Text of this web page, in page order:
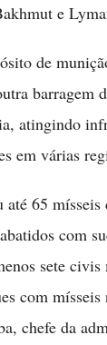
e
de
barragem
atingindo
em várias
até 65
com
sete
com mísseis
chefe da